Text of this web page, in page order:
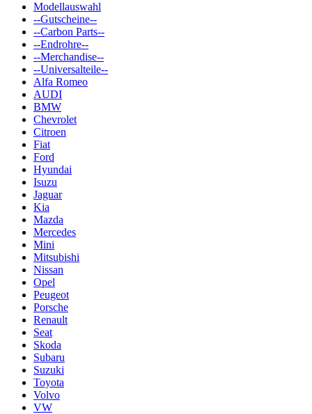
Modellauswahl
--Gutscheine--
--Carbon Parts--
--Endrohre--
--Merchandise--
--Universalteile--
Alfa Romeo
AUDI
BMW
Chevrolet
Citroen
Fiat
Ford
Hyundai
Isuzu
Jaguar
Kia
Mazda
Mercedes
Mini
Mitsubishi
Nissan
Opel
Peugeot
Porsche
Renault
Seat
Skoda
Subaru
Suzuki
Toyota
Volvo
VW